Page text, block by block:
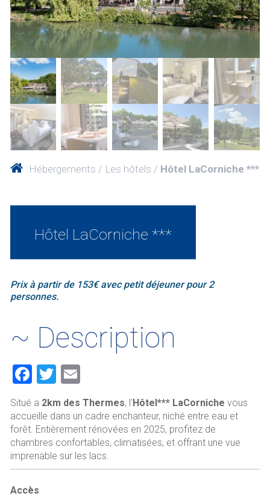
Hébergements Les hôtels Hôtel LaCorniche ***
Hôtel LaCorniche ***
Prix à partir de 153€ avec petit déjeuner pour 2
personnes.
~ Description
F
a
ce
b
o
ok
T
wi
tt
er
m
ai
l
Situé a 2km des Thermes, l’Hôtel*** LaCorniche vous
accueille dans un cadre enchanteur, niché entre eau et
forêt. Entièrement rénovées en 2025, profitez de
chambres confortables, climatisées, et offrant une vue
imprenable sur les lacs.
Accès